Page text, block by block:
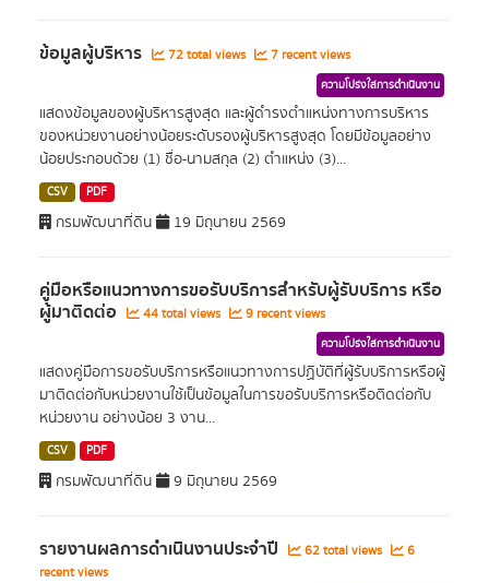
ข้อมูลผู้บริหาร 72 total views 7 recent views
ความโปร่งใสการดำเนินงาน
แสดงข้อมูลของผู้บริหารสูงสุด และผู้ดำรงตำแหน่งทางการบริหาร
ของหน่วยงานอย่างน้อยระดับรองผู้บริหารสูงสุด โดยมีข้อมูลอย่าง
น้อยประกอบด้วย (1) ชื่อ-นามสกุล (2) ตำแหน่ง (3)...
CSV PDF
กรมพัฒนาที่ดิน 19 มิถุนายน 2569
คู่มือหรือแนวทางการขอรับบริการสำหรับผู้รับบริการ หรือ
ผู้มาติดต่อ 44 total views 9 recent views
ความโปร่งใสการดำเนินงาน
แสดงคู่มือการขอรับบริการหรือแนวทางการปฏิบัติที่ผู้รับบริการหรือผู้
มาติดต่อกับหน่วยงานใช้เป็นข้อมูลในการขอรับบริการหรือติดต่อกับ
หน่วยงาน อย่างน้อย 3 งาน...
CSV PDF
กรมพัฒนาที่ดิน 9 มิถุนายน 2569
รายงานผลการดำเนินงานประจำปี 62 total views
6
recent views